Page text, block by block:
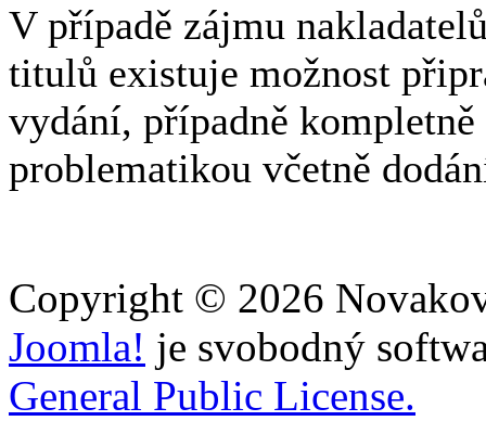
V případě zájmu
titulů existuje možnost
vydání, případně
problematikou včetně
Copyright © 2026
Joomla! je svobodný
General Public License.